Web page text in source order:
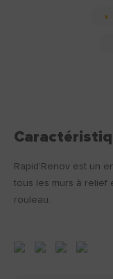
Rapid'Renov est un
tous les murs à relief
rouleau.